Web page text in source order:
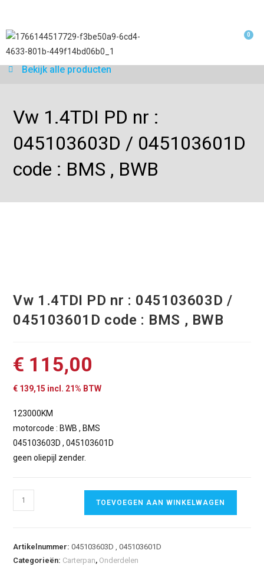
0
Bekijk alle producten
Vw 1.4TDI PD nr :
045103603D / 045103601D
code : BMS , BWB
Vw 1.4TDI PD nr : 045103603D /
045103601D code : BMS , BWB
€ 115,00
€ 139,15 incl. 21% BTW
123000KM
motorcode : BWB , BMS
045103603D , 045103601D
geen oliepijl zender.
TOEVOEGEN AAN WINKELWAGEN
Artikelnummer:045103603D , 045103601D
Categorieën: Carterpan, Onderdelen